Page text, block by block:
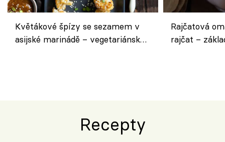
Květákové špízy se sezamem v
asijské marinádě – vegetariánská
Rajčatová
rajčat –
Recepty